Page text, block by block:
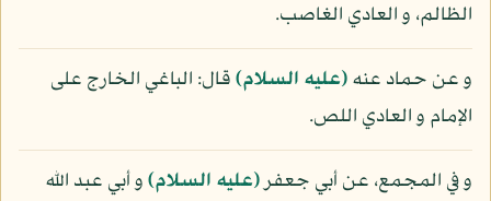
الظالم، و العادي الغاصب.
و عن حماد عنه(عليه السلام)قال: الباغي الخارج على
الإمام و العادي اللص.
و في المجمع، عن أبي جعفر(عليه السلام)و أبي عبد الله